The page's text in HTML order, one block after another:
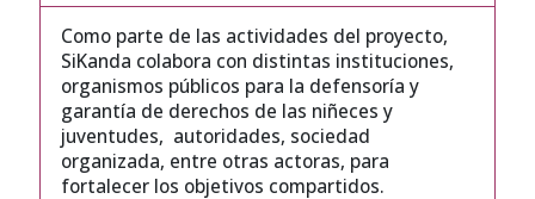
Como parte de las actividades del proyecto,
SiKanda colabora con distintas instituciones,
organismos públicos para la defensoría y
garantía de derechos de las niñeces y
juventudes, autoridades, sociedad
organizada, entre otras actoras, para
fortalecer los objetivos compartidos.